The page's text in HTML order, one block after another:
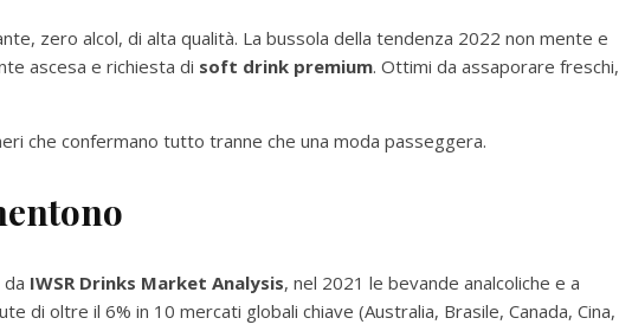
zero alcol, di alta qualità. La bussola della tendenza 2022 non mente e
ascesa e richiesta di soft drink premium. Ottimi da assaporare freschi,
che confermano tutto tranne che una moda passeggera.
IWSR Drinks Market Analysis, nel 2021 le bevande analcoliche e a
di oltre il 6% in 10 mercati globali chiave (Australia, Brasile, Canada, Cina,